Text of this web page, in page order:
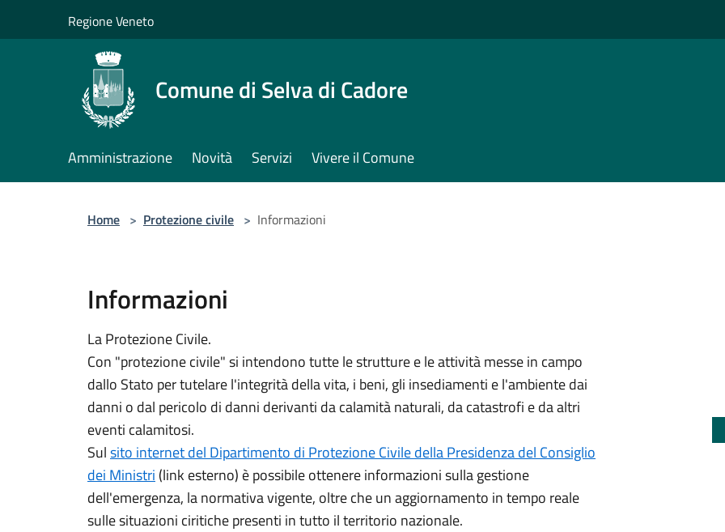
Regione Veneto
Comune di Selva di Cadore
Amministrazione Novità Servizi Vivere il Comune
Home > Protezione civile > Informazioni
Informazioni
La Protezione Civile.
Con "protezione civile" si intendono tutte le strutture e le attività messe in campo
dallo Stato per tutelare l'integrità della vita, i beni, gli insediamenti e l'ambiente dai
danni o dal pericolo di danni derivanti da calamità naturali, da catastrofi e da altri
eventi calamitosi.
Sulsito internet del Dipartimento di Protezione Civile della Presidenza del Consiglio
dei Ministri (link esterno) è possibile ottenere informazioni sulla gestione
dell'emergenza, la normativa vigente, oltre che un aggiornamento in tempo reale
sulle situazioni ciritiche presenti in tutto il territorio nazionale.